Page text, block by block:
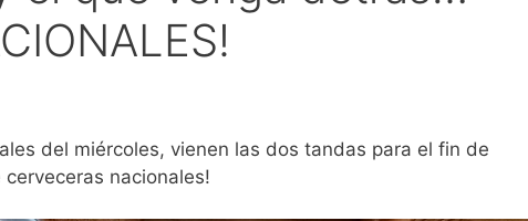
del miércoles, vienen las dos tandas para el fin de
nacionales!